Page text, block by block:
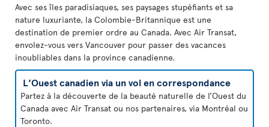
Avec ses îles paradisiaques, ses paysages stupéfiants et sa
nature luxuriante, la Colombie-Britannique est une
destination de premier ordre au Canada. Avec Air Transat,
envolez-vous vers Vancouver pour passer des vacances
inoubliables dans la province canadienne.
L’Ouest canadien via un vol en correspondance
Partez à la découverte de la beauté naturelle de l’Ouest du
Canada avec Air Transat ou nos partenaires, via Montréal ou
Toronto.